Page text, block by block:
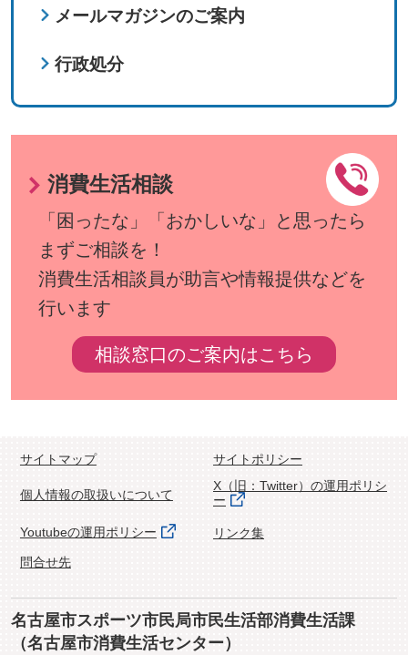
メールマガジンのご案内
行政処分
消費生活相談
「困ったな」「おかしいな」と思ったら
まずご相談を！
消費生活相談員が助言や情報提供などを
行います
相談窓口のご案内はこちら
サイトマップ サイトポリシー
個人情報の取扱いについて
X（旧：Twitter）の運用ポリシ
ー
Youtubeの運用ポリシー
リンク集
問合せ先
名古屋市スポーツ市民局市民生活部消費生活課
（名古屋市消費生活センター）